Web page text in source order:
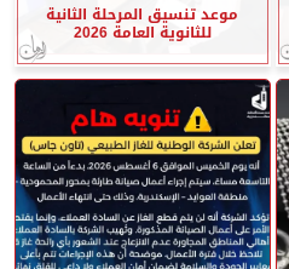
موعد تنسيق المرحلة الثانية
للثانوية العامة 2026